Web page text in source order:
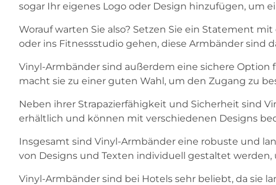
sogar Ihr eigenes Logo oder Design hinzufügen, um
Worauf warten Sie also? Setzen Sie ein Statement
oder ins Fitnessstudio gehen, diese Armbänder sind
Vinyl-Armbänder sind außerdem eine sichere Option
macht sie zu einer guten Wahl, um den Zugang zu
Neben ihrer Strapazierfähigkeit und Sicherheit sind
erhältlich und können mit verschiedenen Designs
Insgesamt sind Vinyl-Armbänder eine robuste und
von Designs und Texten individuell gestaltet
Vinyl-Armbänder sind bei Hotels sehr beliebt, da sie